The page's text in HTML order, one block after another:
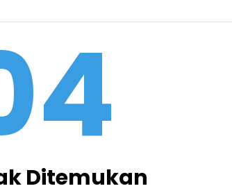
Ditemukan